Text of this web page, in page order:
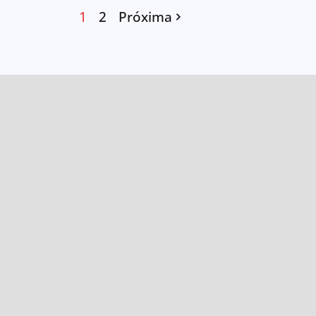
1 2 Próxima